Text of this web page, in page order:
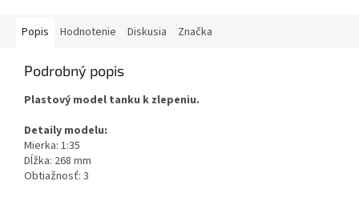
Popis Hodnotenie Diskusia Značka
Podrobný popis
Plastový model tanku k zlepeniu.
Detaily modelu:
Mierka: 1:35
Dĺžka: 268 mm
Obtiažnosť: 3